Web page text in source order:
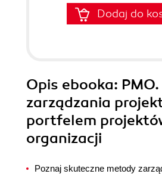
Dodaj do
Opis ebooka:
zarządzania
portfelem
organizacji
Poznaj skuteczne metody